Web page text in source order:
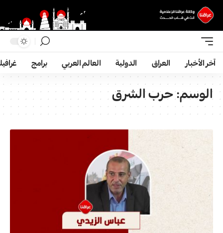
آخر الأخبار العراق الدولية العالم العربي برامج
الوسم:حرب الشرق